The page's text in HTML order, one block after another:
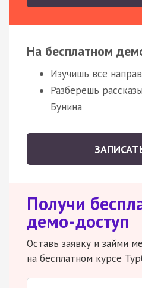
На бесплатном
Изучишь все
Разберешь
Бунина
Получи
демо-доступ
Оставь заявку и займи
на бесплатном курсе